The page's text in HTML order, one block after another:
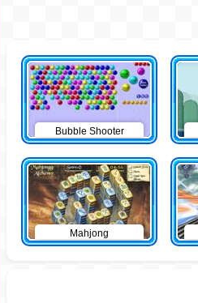
Bubble Shooter
Mahjong